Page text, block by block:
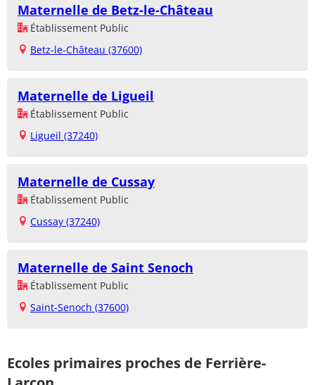
Maternelle de Betz-le-Château
Établissement Public
Betz-le-Château (37600)
Maternelle de Ligueil
Établissement Public
Ligueil (37240)
Maternelle de Cussay
Établissement Public
Cussay (37240)
Maternelle de Saint Senoch
Établissement Public
Saint-Senoch (37600)
Ecoles primaires proches de Ferrière-